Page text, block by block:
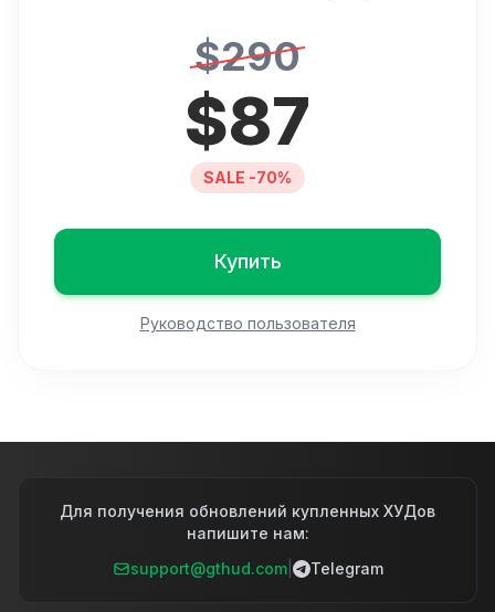
$290
$87
SALE -70%
Купить
Руководство пользователя
Для получения обновлений купленных ХУДов
напишите нам:
support@gthud.com| Telegram